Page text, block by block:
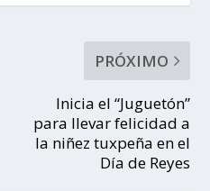
PRÓXIMO
Inicia el “Juguetón”
para llevar felicidad a
la niñez tuxpeña en el
Día de Reyes